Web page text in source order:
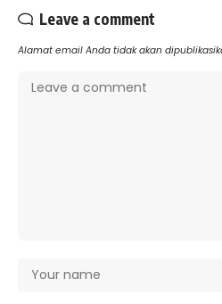
Leave a comment
Alamat email Anda tidak akan